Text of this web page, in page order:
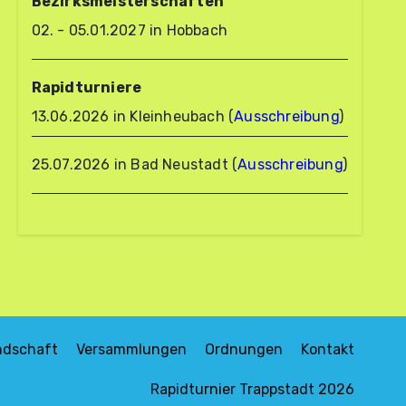
02. - 05.01.2027 in Hobbach
Rapidturniere
13.06.2026 in Kleinheubach (Ausschreibung)
25.07.2026 in Bad Neustadt (Ausschreibung)
Versammlungen Ordnungen Kontakt
Rapidturnier Trappstadt 2026